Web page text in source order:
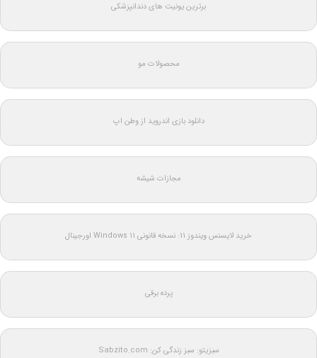
برترین یونیت های دندانپزشکی
محصولات مو
دانلود بازی اندروید از وطن اپ
مجازات شیشه
خرید لایسنس ویندوز 11: نسخه قانونی Windows 11 اورجینال
پرده برقی
سبزیتو: سبز زندگی کن: Sabzito.com